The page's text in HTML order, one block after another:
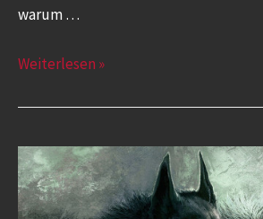
warum …
Weiterlesen »